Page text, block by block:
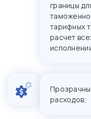
границы
тарифных
расчет
расходов;